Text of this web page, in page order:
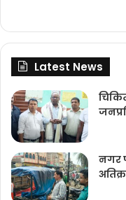
Latest News
नगर